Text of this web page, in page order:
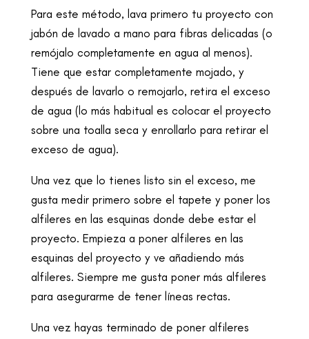
Para este método, lava primero tu proyecto con
jabón de lavado a mano para fibras delicadas (o
remójalo completamente en agua al menos).
Tiene que estar completamente mojado, y
después de lavarlo o remojarlo, retira el exceso
de agua (lo más habitual es colocar el proyecto
sobre una toalla seca y enrollarlo para retirar el
exceso de agua).
Una vez que lo tienes listo sin el exceso, me
gusta medir primero sobre el tapete y poner los
alfileres en las esquinas donde debe estar el
proyecto. Empieza a poner alfileres en las
esquinas del proyecto y ve añadiendo más
alfileres. Siempre me gusta poner más alfileres
para asegurarme de tener líneas rectas.
Una vez hayas terminado de poner alfileres